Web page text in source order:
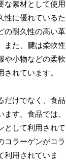
な素材として使用
性に優れているた
の耐久性の高い革
また、腱は柔軟性
や小物などの柔軟
れています。
だけでなく、食品
す。食品では、
として利用されて
コラーゲンがコラ
利用されていま